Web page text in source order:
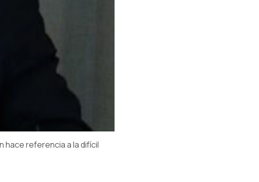
hace referencia a la difícil